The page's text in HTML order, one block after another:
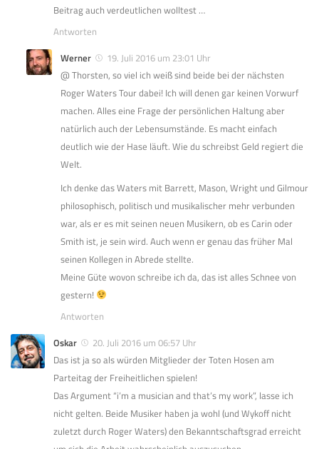
Beitrag auch verdeutlichen wolltest …
Antworten
Werner
19. Juli 2016 um 23:01 Uhr
@ Thorsten, so viel ich weiß sind beide bei der nächsten
Roger Waters Tour dabei! Ich will denen gar keinen Vorwurf
machen. Alles eine Frage der persönlichen Haltung aber
natürlich auch der Lebensumstände. Es macht einfach
deutlich wie der Hase läuft. Wie du schreibst Geld regiert die
Welt.
Ich denke das Waters mit Barrett, Mason, Wright und Gilmour
philosophisch, politisch und musikalischer mehr verbunden
war, als er es mit seinen neuen Musikern, ob es Carin oder
Smith ist, je sein wird. Auch wenn er genau das früher Mal
seinen Kollegen in Abrede stellte.
Meine Güte wovon schreibe ich da, das ist alles Schnee von
gestern!
Antworten
Oskar
20. Juli 2016 um 06:57 Uhr
Das ist ja so als würden Mitglieder der Toten Hosen am
Parteitag der Freiheitlichen spielen!
Das Argument “i’m a musician and that’s my work”, lasse ich
nicht gelten. Beide Musiker haben ja wohl (und Wykoff nicht
zuletzt durch Roger Waters) den Bekanntschaftsgrad erreicht